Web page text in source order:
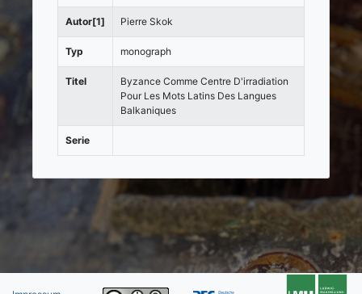
Autor[1] Pierre Skok
Typ monograph
Titel
Byzance Comme Centre D'irradiation
Pour Les Mots Latins Des Langues
Balkaniques
Serie